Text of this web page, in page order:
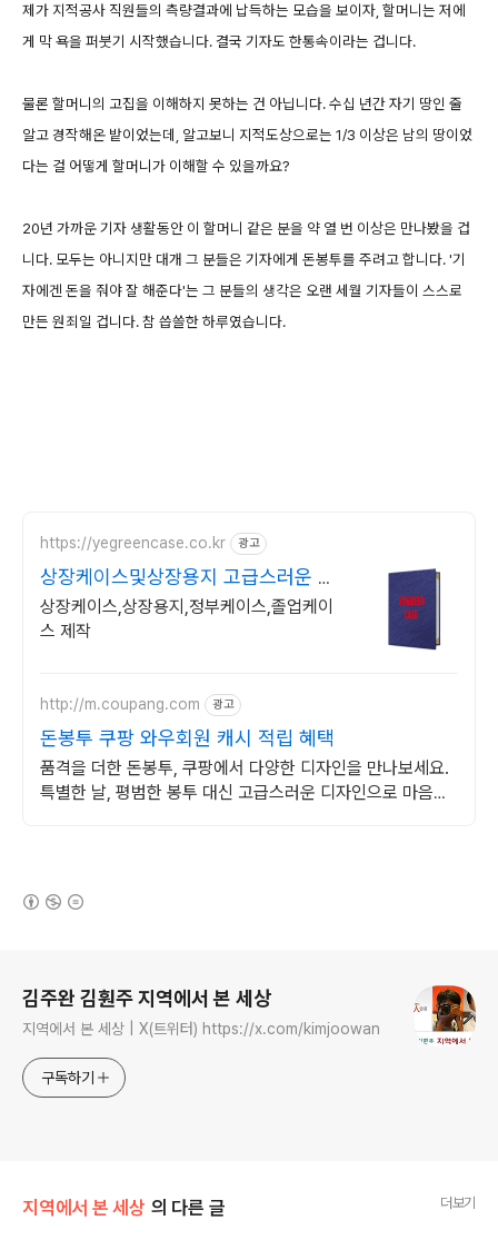
제가 지적공사 직원들의 측량결과에 납득하는 모습을 보이자, 할머니는 저에
게 막 욕을 퍼붓기 시작했습니다. 결국 기자도 한통속이라는 겁니다.
물론 할머니의 고집을 이해하지 못하는 건 아닙니다. 수십 년간 자기 땅인 줄
알고 경작해온 밭이었는데, 알고보니 지적도상으로는 1/3 이상은 남의 땅이었
다는 걸 어떻게 할머니가 이해할 수 있을까요?
20년 가까운 기자 생활동안 이 할머니 같은 분을 약 열 번 이상은 만나봤을 겁
니다. 모두는 아니지만 대개 그 분들은 기자에게 돈봉투를 주려고 합니다. '기
자에겐 돈을 줘야 잘 해준다'는 그 분들의 생각은 오랜 세월 기자들이 스스로
만든 원죄일 겁니다. 참 씁쓸한 하루였습니다.
https://yegreencase.co.kr 광고
상장케이스및상장용지 고급스러운 차
별화된 디자인
상장케이스,상장용지,정부케이스,졸업케이
스 제작
http://m.coupang.com 광고
돈봉투 쿠팡 와우회원 캐시 적립 혜택
품격을 더한 돈봉투, 쿠팡에서 다양한 디자인을 만나보세요.
특별한 날, 평범한 봉투 대신 고급스러운 디자인으로 마음을
김주완 김훤주 지역에서 본 세상
지역에서 본 세상 | X(트위터) https://x.com/kimjoowan
구독하기
지역에서 본 세상 의 다른 글 더보기